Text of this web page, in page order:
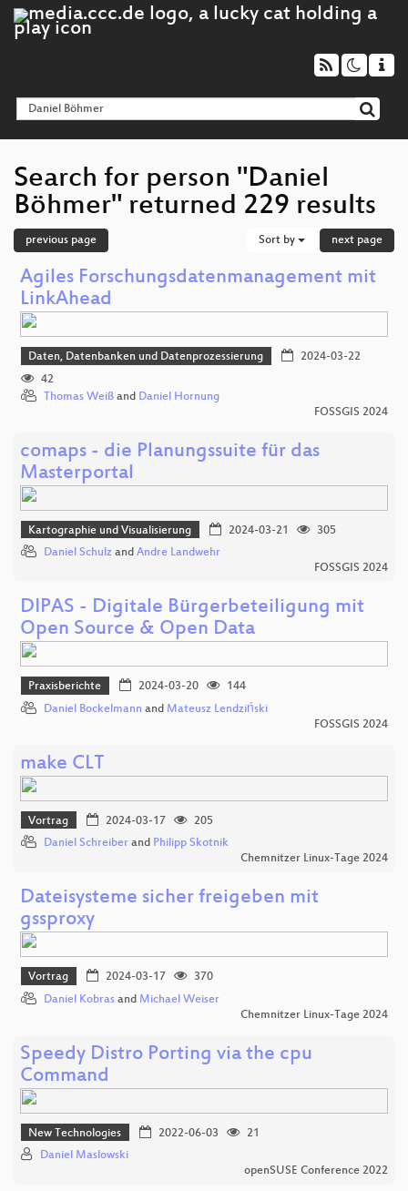
Search for person "Daniel
Böhmer" returned 229 results
previous page Sort by next page
Agiles Forschungsdatenmanagement mit
LinkAhead
Daten, Datenbanken und Datenprozessierung
2024-03-22
42
Thomas Weiß and Daniel Hornung
FOSSGIS 2024
comaps - die Planungssuite für das
Masterportal
Kartographie und Visualisierung 2024-03-21
305
Daniel Schulz and Andre Landwehr
FOSSGIS 2024
DIPAS - Digitale Bürgerbeteiligung mit
Open Source & Open Data
Praxisberichte 2024-03-20
144
Daniel Bockelmann and Mateusz Lendziński
FOSSGIS 2024
make CLT
Vortrag 2024-03-17
205
Daniel Schreiber and Philipp Skotnik
Chemnitzer Linux-Tage 2024
Dateisysteme sicher freigeben mit
gssproxy
Vortrag 2024-03-17
370
Daniel Kobras and Michael Weiser
Chemnitzer Linux-Tage 2024
Speedy Distro Porting via the cpu
Command
New Technologies 2022-06-03
21
Daniel Maslowski
openSUSE Conference 2022